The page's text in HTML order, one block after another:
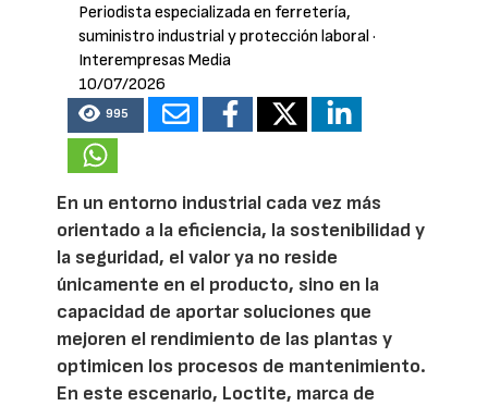
Periodista especializada en ferretería,
suministro industrial y protección laboral·
Interempresas Media
10/07/2026
995
En un entorno industrial cada vez más
orientado a la eficiencia, la sostenibilidad y
la seguridad, el valor ya no reside
únicamente en el producto, sino en la
capacidad de aportar soluciones que
mejoren el rendimiento de las plantas y
optimicen los procesos de mantenimiento.
En este escenario, Loctite, marca de